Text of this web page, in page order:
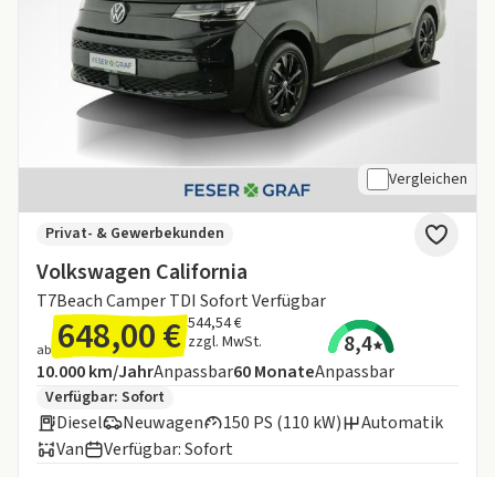
Vergleichen
Volkswagen California
T7Beach Camper TDI Sofort Verfügbar
Privat- & Gewerbekunden
ab 648,00 € 544,54 €
zzgl. MwSt.
8,4
Angebotsdetails:
Inklusive Laufleistung
10.000 km/JahrAnpassbarLaufzeit
60MonateAnpassbar
Zusätzliche Fahrzeuginformationen:
Verfügbar: Sofort
Diesel Neuwagen 150 PS (110 kW)
Automatik
Van
Verfügbar: Sofort